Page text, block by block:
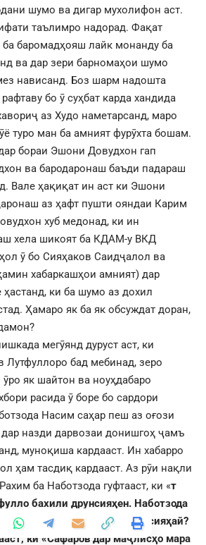
шумо ва дигар мухолифон аст.
таълимро надорад. Фақат
ба баромадҳояш лайк монанду ба
ва дар зери барномаҳои шумо
нависанд. Боз шарм надошта
бо ӯ суҳбат карда хандида
аз Худо наметарсанд, маро
туро ман ба амният фурӯхта бошам.
бораи Эшони Довудхон гап
ва бародаронаш баъди падараш
Вале ҳақиқат ин аст ки Эшони
аз ҳафт пушти ояндаи Карим
хуб медонад, ки ин
хела шикоят ба КДАМ-у ВКД
ӯ бо Сияҳаков Саидҷалол ва
хабаркашҳои амният) дар
ҳастанд, ки ба шумо аз дохил
Ҳамаро як ба як обсуждат доран,
мегӯянд дуруст аст, ки
Лутфуллоро бад мебинад, зеро
як шайтон ва ноуҳдабаро
расида ӯ боре бо сардори
Насим саҳар пеш аз оғози
назди дарвозаи донишгоҳ ҷамъ
муноқиша кардааст. Ин хабарро
ҳам тасдиқ кардааст. Аз рӯи нақли
ба Наботзода гуфтааст, ки «т
бахили друнсияҳен. Наботзода
куҷо фаҳмидӣ,ки друни мо сияҳай?
ки «Сафаров дар маҷлисҳо мара